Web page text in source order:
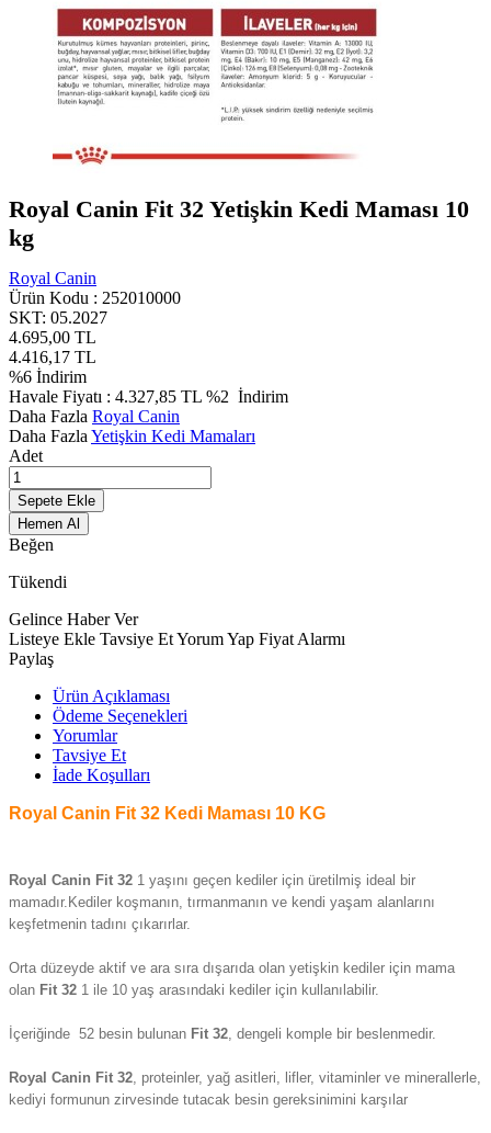
Royal Canin Fit 32 Yetişkin Kedi Maması 10
kg
Royal Canin
Ürün Kodu : 252010000
SKT: 05.2027
4.695,00 TL
4.416,17 TL
%6 İndirim
Havale Fiyatı : 4.327,85 TL %2 İndirim
Daha Fazla Royal Canin
Daha Fazla Yetişkin Kedi Mamaları
Adet
Sepete Ekle
Hemen Al
Beğen
Tükendi
Gelince Haber Ver
Listeye Ekle Tavsiye EtYorum Yap Fiyat Alarmı
Paylaş
Ürün Açıklaması
Ödeme Seçenekleri
Yorumlar
Tavsiye Et
İade Koşulları
Royal Canin Fit 32 Kedi Maması 10 KG
Royal Canin Fit 32 1 yaşını geçen kediler için üretilmiş ideal bir
mamadır.Kediler koşmanın, tırmanmanın ve kendi yaşam alanlarını
keşfetmenin tadını çıkarırlar.
Orta düzeyde aktif ve ara sıra dışarıda olan yetişkin kediler için mama
olan Fit 32 1 ile 10 yaş arasındaki kediler için kullanılabilir.
İçeriğinde 52 besin bulunan Fit 32 , dengeli komple bir beslenmedir.
Royal Canin Fit 32 , proteinler, yağ asitleri, lifler, vitaminler ve minerallerle,
kediyi formunun zirvesinde tutacak besin gereksinimini karşılar